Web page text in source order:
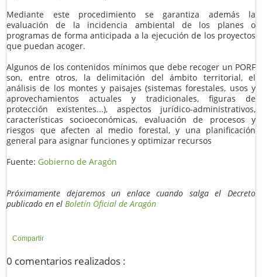
Mediante este procedimiento se garantiza además la
evaluación de la incidencia ambiental de los planes o
programas de forma anticipada a la ejecución de los proyectos
que puedan acoger.
Algunos de los contenidos mínimos que debe recoger un PORF
son, entre otros, la delimitación del ámbito territorial, el
análisis de los montes y paisajes (sistemas forestales, usos y
aprovechamientos actuales y tradicionales, figuras de
protección existentes...), aspectos jurídico-administrativos,
características socioeconómicas, evaluación de procesos y
riesgos que afecten al medio forestal, y una planificación
general para asignar funciones y optimizar recursos
Fuente: Gobierno de Aragón
Próximamente dejaremos un enlace cuando salga el Decreto
publicado en el Boletín Oficial de Aragón
Compartir
0 comentarios realizados :